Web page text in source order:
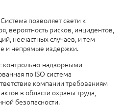
позволяет свети к
вероятность рисков, инцидентов,
несчастных случаев, и тем
и непрямые издержки.
надзорными
по ISO система
компании требованиям
в области охраны труда,
безопасности.